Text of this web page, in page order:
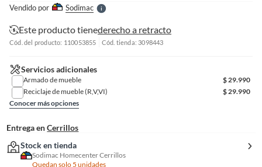
Vendido por SodimacS
Este producto tienederecho a retracto
Cód. del producto: 110053855 Cód. tienda: 3098443
Servicios adicionales
Armado de mueble $29.990
Reciclaje de mueble (R,V,VI)
$29.990
Conocer más opciones
Entrega en Cerrillos
Stock en tienda
Sodimac Homecenter Cerrillos
Quedan solo 5 unidades